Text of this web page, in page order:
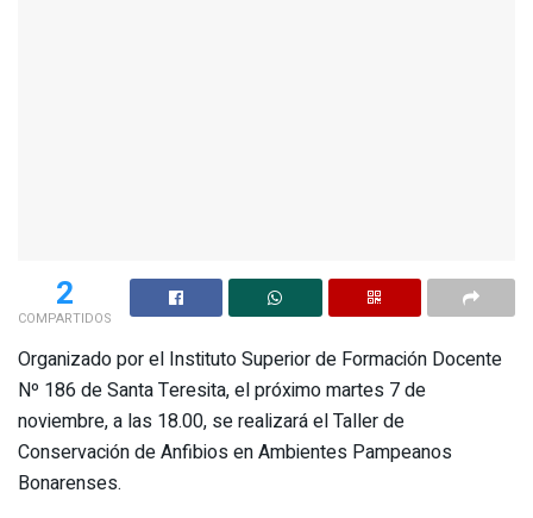
2
COMPARTIDOS
Organizado por el Instituto Superior de Formación Docente
Nº 186 de Santa Teresita, el próximo martes 7 de
noviembre, a las 18.00, se realizará el Taller de
Conservación de Anfibios en Ambientes Pampeanos
Bonarenses.